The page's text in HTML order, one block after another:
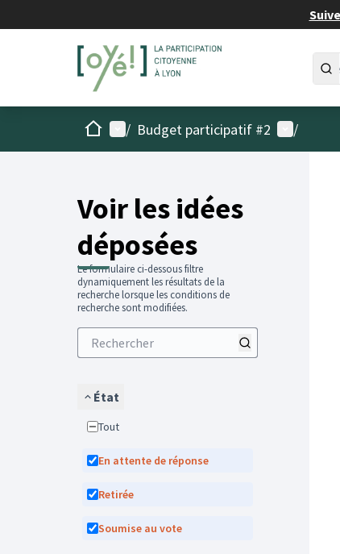
AccueilMenu principal
/ Budget participatif #2 Menu
/
Voir les idées
déposées
Le formulaire ci-dessous filtre
dynamiquement les résultats de la
recherche lorsque les conditions de
recherche sont modifiées.
État
Tout
En attente de réponse
Retirée
Soumise au vote